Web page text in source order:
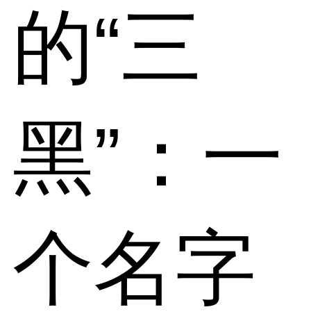
的“三
黑”：一
个名字